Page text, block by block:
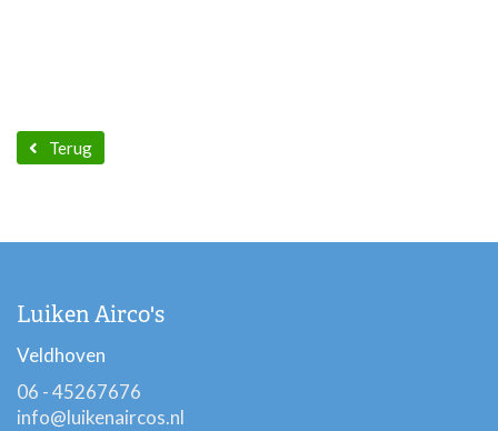
Terug
Luiken Airco's
Veldhoven
06 - 45267676
info@luikenaircos.nl